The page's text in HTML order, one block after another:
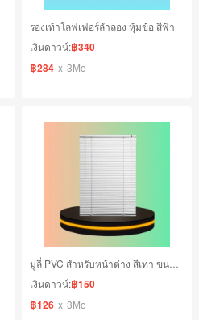
รองเท้าโลฟเฟอร์ลําลอง หุ้มข้อ สีฟ้า
เงินดาวน์:฿340
฿284 x 3Mo
เงินดาวน์:฿150
฿126 x 3Mo